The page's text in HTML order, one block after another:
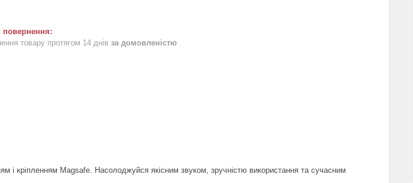
товару протягом 14 днів за домовленістю
і кріпленням Magsafe. Насолоджуйся якісним звуком, зручністю використання та сучасним